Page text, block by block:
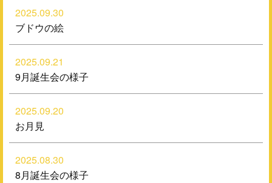
2025.09.30
ブドウの絵
2025.09.21
9月誕生会の様子
2025.09.20
お月見
2025.08.30
8月誕生会の様子